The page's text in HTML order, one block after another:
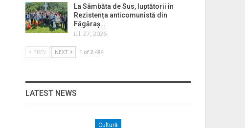
La Sâmbăta de Sus, luptătorii în
Rezistența anticomunistă din
Făgăraș…
iul. 27, 2026
PREV NEXT 1 of 2.484
LATEST NEWS
Cultură